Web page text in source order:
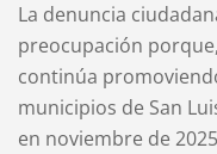
La denuncia
preocupación
continúa
municipios de San
en noviembre de